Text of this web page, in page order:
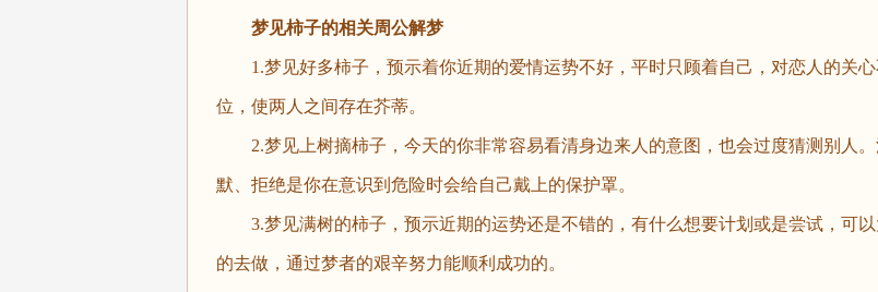
梦见柿子的相关周公解梦
1.梦见好多柿子，预示着你近期的爱情运势不好，平时只顾着自己，对恋人的关心
位，使两人之间存在芥蒂。
2.梦见上树摘柿子，今天的你非常容易看清身边来人的意图，也会过度猜测别人。
默、拒绝是你在意识到危险时会给自己戴上的保护罩。
3.梦见满树的柿子，预示近期的运势还是不错的，有什么想要计划或是尝试，可以
的去做，通过梦者的艰辛努力能顺利成功的。